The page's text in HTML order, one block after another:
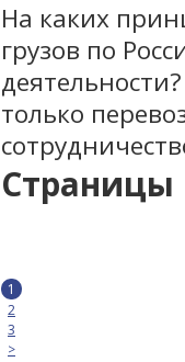
На каких
грузов по
только
Страницы
1
2
3
>